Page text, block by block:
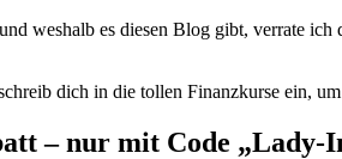
weshalb es diesen Blog gibt, verrate ich
dich in die tollen Finanzkurse ein,
– nur mit Code „Lady-